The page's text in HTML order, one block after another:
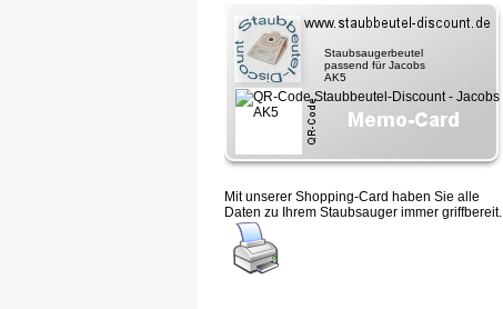
Staubsaugerbeutel
passend für Jacobs
AK5
Mit unserer Shopping-Card haben Sie alle
Daten zu Ihrem Staubsauger immer griffbereit.